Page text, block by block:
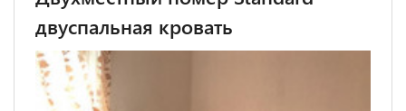
двуспальная кровать